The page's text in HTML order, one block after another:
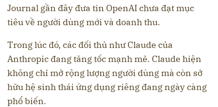
Journal gần đây đưa tin OpenAI chưa đạt mục
tiêu về người dùng mới và doanh thu.
Trong lúc đó, các đối thủ như Claude của
Anthropic đang tăng tốc mạnh mẽ. Claude hiện
không chỉ mở rộng lượng người dùng mà còn sở
hữu hệ sinh thái ứng dụng riêng đang ngày càng
phổ biến.